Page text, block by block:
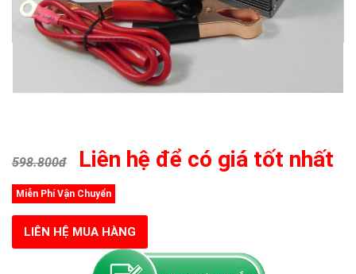
598.800đ Liên hệ để có giá tốt nhất
Miễn Phí Vận Chuyển
LIÊN HỆ MUA HÀNG